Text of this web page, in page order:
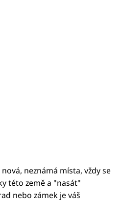
neznámá místa, vždy se
této země a "nasát"
nebo zámek je váš